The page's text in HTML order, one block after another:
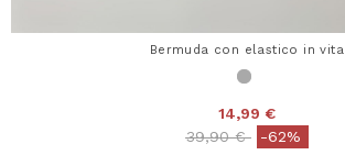
Bermuda con elastico in vita
14,99 €
Price reduced from
39,90 €to-62%